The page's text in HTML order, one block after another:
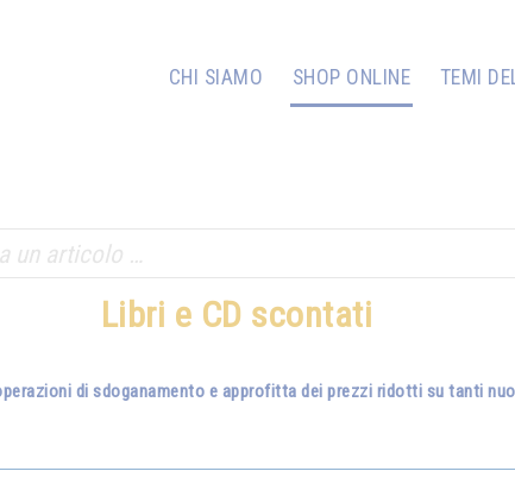
CHI SIAMO SHOP ONLINE TEMI
Libri e CD scontati
di sdoganamento e approfitta dei prezzi ridotti su tanti